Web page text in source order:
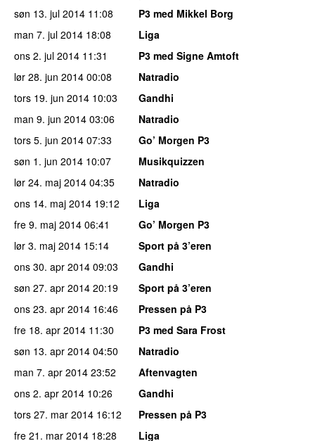
søn 13. jul 2014 11:08
P3 med Mikkel Borg
man 7. jul 2014 18:08
Liga
ons 2. jul 2014 11:31
P3 med Signe Amtoft
lør 28. jun 2014 00:08
Natradio
tors 19. jun 2014 10:03
Gandhi
man 9. jun 2014 03:06
Natradio
tors 5. jun 2014 07:33
Go’ Morgen P3
søn 1. jun 2014 10:07
Musikquizzen
lør 24. maj 2014 04:35
Natradio
ons 14. maj 2014 19:12
Liga
fre 9. maj 2014 06:41
Go’ Morgen P3
lør 3. maj 2014 15:14
Sport på 3’eren
ons 30. apr 2014 09:03
Gandhi
søn 27. apr 2014 20:19
Sport på 3’eren
ons 23. apr 2014 16:46
Pressen på P3
fre 18. apr 2014 11:30
P3 med Sara Frost
søn 13. apr 2014 04:50
Natradio
man 7. apr 2014 23:52
Aftenvagten
ons 2. apr 2014 10:26
Gandhi
tors 27. mar 2014 16:12
Pressen på P3
fre 21. mar 2014 18:28
Liga